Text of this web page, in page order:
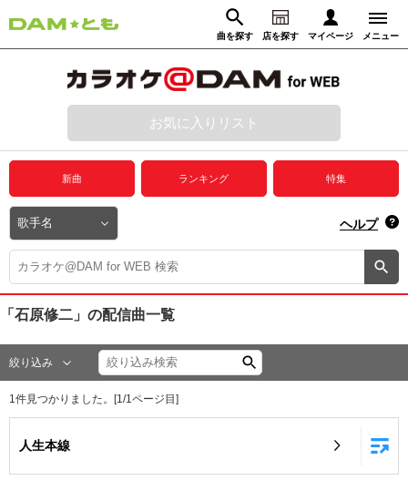
曲を探す 店を探す マイページ メニュー
動画からさがす 録音からさがす
ログイン
プレミアムサービス
DAM★とも動画
DAM★とも録音
カラオケ＠DAM
ユーザー検索
お知らせ
お気に入りリスト
新曲 ランキング 特集
ヘルプ
「石原修二」 の配信曲一覧
絞り込み
1 件見つかりました。[1 /1 ページ目]
人生本線